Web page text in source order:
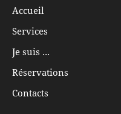
Accueil
Services
Je suis ...
Réservations
Contacts